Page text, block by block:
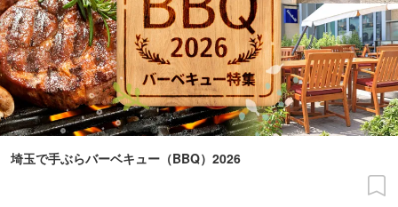
埼玉で手ぶらバーベキュー（BBQ）2026